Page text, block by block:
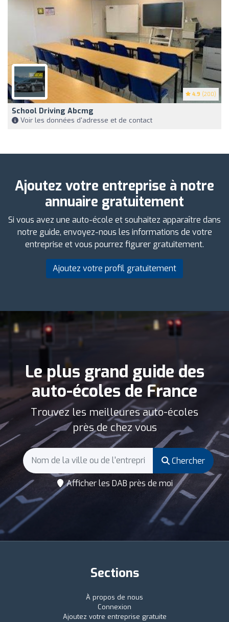
4.9 (200)
School Driving Abcmg
Voir les données d'adresse et de contact
Ajoutez votre entreprise à notre
annuaire gratuitement
Si vous avez une auto-école et souhaitez apparaître dans
notre guide, envoyez-nous les informations de votre
entreprise et vous pourrez figurer gratuitement.
Ajoutez votre profil gratuitement
Le plus grand guide des
auto-écoles de France
Trouvez les meilleures auto-écoles
près de chez vous
Chercher
Afficher les DAB près de moi
Sections
À propos de nous
Connexion
Ajoutez votre entreprise gratuite